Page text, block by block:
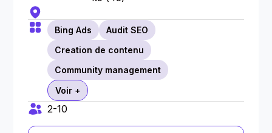
Bing Ads
Audit SEO
Creation de contenu
Community management
Voir +
2-10